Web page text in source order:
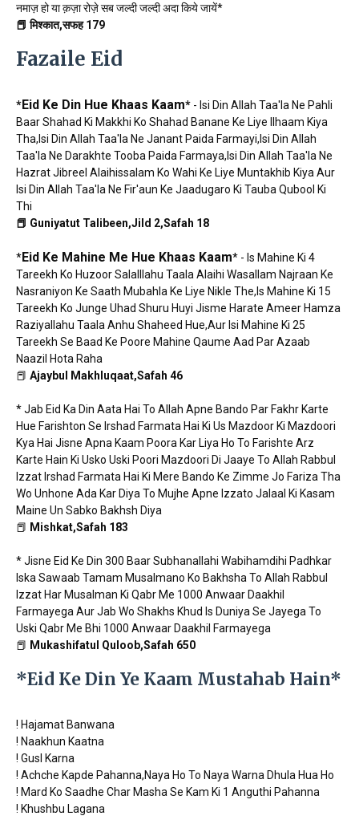
नमाज़ हो या क़ज़ा रोज़े सब जल्दी जल्दी अदा किये जायें*
📕 मिश्कात,सफह 179
Fazaile Eid
*Eid Ke Din Hue Khaas Kaam* - Isi Din Allah Taa'la Ne Pahli
Baar Shahad Ki Makkhi Ko Shahad Banane Ke Liye Ilhaam Kiya
Tha,Isi Din Allah Taa'la Ne Janant Paida Farmayi,Isi Din Allah
Taa'la Ne Darakhte Tooba Paida Farmaya,Isi Din Allah Taa'la Ne
Hazrat Jibreel Alaihissalam Ko Wahi Ke Liye Muntakhib Kiya Aur
Isi Din Allah Taa'la Ne Fir'aun Ke Jaadugaro Ki Tauba Qubool Ki
Thi
📕 Guniyatut Talibeen,Jild 2,Safah 18
*Eid Ke Mahine Me Hue Khaas Kaam* - Is Mahine Ki 4
Tareekh Ko Huzoor Salalllahu Taala Alaihi Wasallam Najraan Ke
Nasraniyon Ke Saath Mubahla Ke Liye Nikle The,Is Mahine Ki 15
Tareekh Ko Junge Uhad Shuru Huyi Jisme Harate Ameer Hamza
Raziyallahu Taala Anhu Shaheed Hue,Aur Isi Mahine Ki 25
Tareekh Se Baad Ke Poore Mahine Qaume Aad Par Azaab
Naazil Hota Raha
📕 Ajaybul Makhluqaat,Safah 46
* Jab Eid Ka Din Aata Hai To Allah Apne Bando Par Fakhr Karte
Hue Farishton Se Irshad Farmata Hai Ki Us Mazdoor Ki Mazdoori
Kya Hai Jisne Apna Kaam Poora Kar Liya Ho To Farishte Arz
Karte Hain Ki Usko Uski Poori Mazdoori Di Jaaye To Allah Rabbul
Izzat Irshad Farmata Hai Ki Mere Bando Ke Zimme Jo Fariza Tha
Wo Unhone Ada Kar Diya To Mujhe Apne Izzato Jalaal Ki Kasam
Maine Un Sabko Bakhsh Diya
📕 Mishkat,Safah 183
* Jisne Eid Ke Din 300 Baar Subhanallahi Wabihamdihi Padhkar
Iska Sawaab Tamam Musalmano Ko Bakhsha To Allah Rabbul
Izzat Har Musalman Ki Qabr Me 1000 Anwaar Daakhil
Farmayega Aur Jab Wo Shakhs Khud Is Duniya Se Jayega To
Uski Qabr Me Bhi 1000 Anwaar Daakhil Farmayega
📕 Mukashifatul Quloob,Safah 650
*Eid Ke Din Ye Kaam Mustahab Hain*
! Hajamat Banwana
! Naakhun Kaatna
! Gusl Karna
! Achche Kapde Pahanna,Naya Ho To Naya Warna Dhula Hua Ho
! Mard Ko Saadhe Char Masha Se Kam Ki 1 Anguthi Pahanna
! Khushbu Lagana